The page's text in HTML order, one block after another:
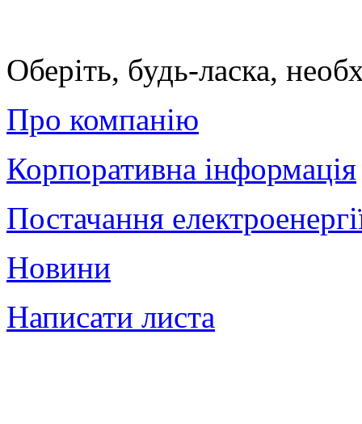
Оберіть, будь-ласка,
Про компанію
Корпоративна інформація
Постачання
Новини
Написати листа